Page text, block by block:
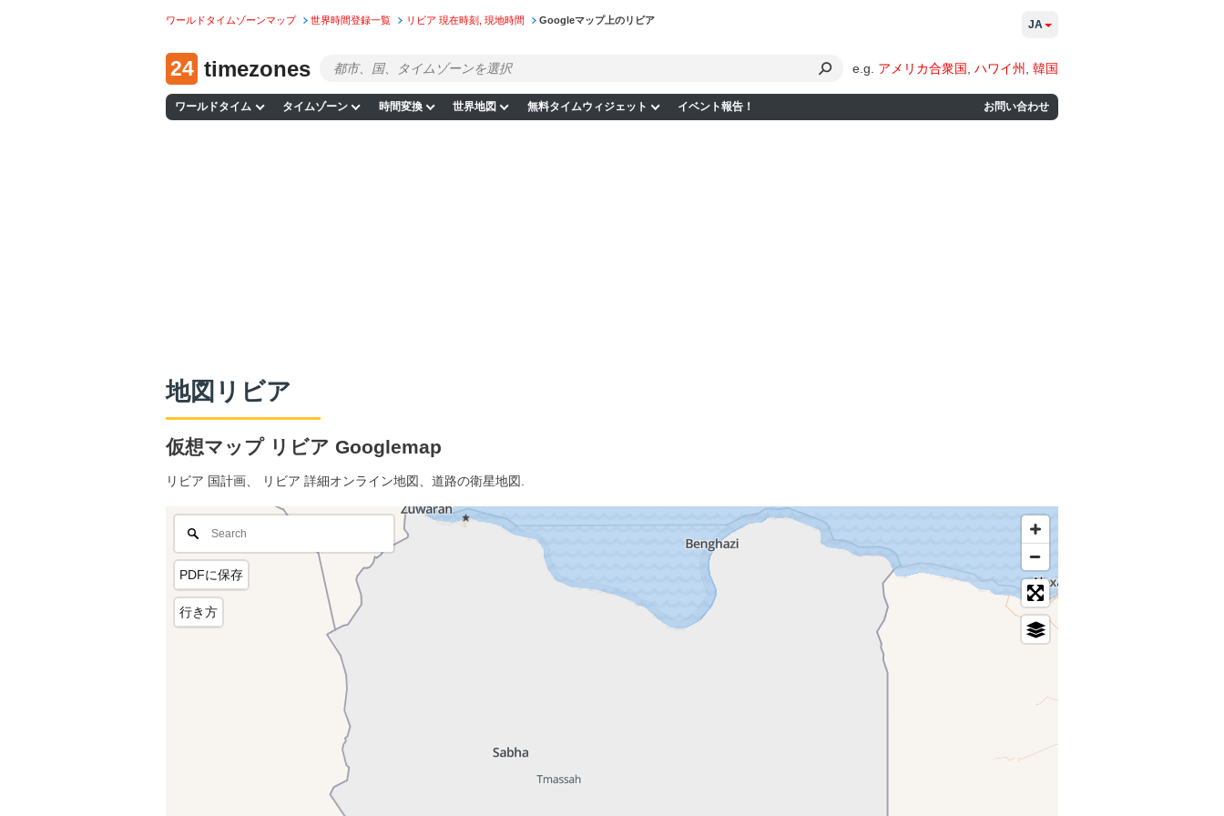
ワールドタイムゾーンマップ 世界時間登録一覧 リビア 現在時刻, 現地時間 Googleマップ上のリビア
24 timezones e.g. アメリカ合衆国 ハワイ州 韓国
ワールドタイム タイムゾーン 時間変換 世界地図 無料タイムウィジェット イベント報告！ お問い合わせ
JA
地図リビア
仮想マップ リビア Googlemap
リビア 国計画、 リビア 詳細オンライン地図、道路の衛星地図.
PDFに保存
行き方